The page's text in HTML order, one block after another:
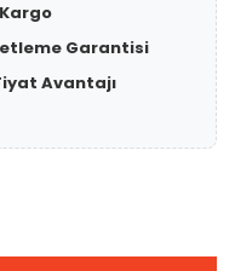
Garantisi
Avantajı